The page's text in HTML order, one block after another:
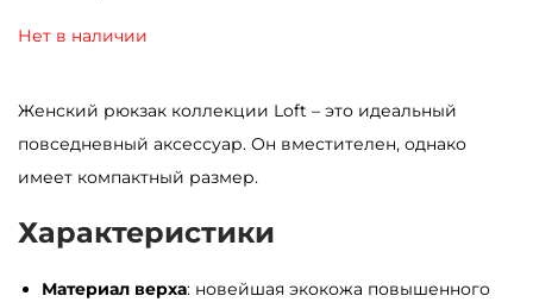
Нет в наличии
Женский рюкзак коллекции Loft – это идеальный
повседневный аксессуар. Он вместителен, однако
имеет компактный размер.
Характеристики
Материал верха: новейшая экокожа повышенного